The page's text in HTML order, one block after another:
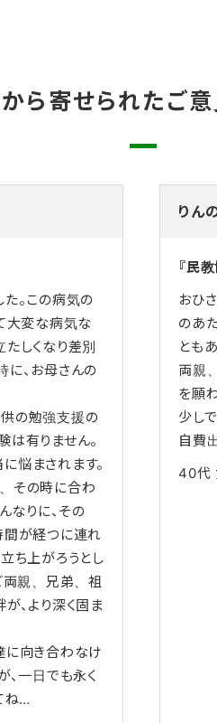
ら寄せられたご
。この病気の
大変な病気な
しくなり差別
に、お母さんの
の勉強支援の
有りません。
悩まされます。
その時に合わ
なりに、その
間が経つに連れ
ち上がろうとし
両親、兄弟、祖
、より深く固ま
に向き合わなけ
、一日でも永く
ね…
りん
『民
おひ
のあ
とも
両親
を願
少し
自費
40代